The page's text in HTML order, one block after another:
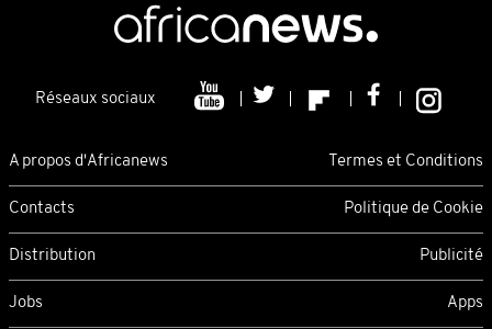
Réseaux sociaux
A propos d'Africanews Termes et Conditions
Contacts Politique de Cookie
Distribution Publicité
Jobs Apps